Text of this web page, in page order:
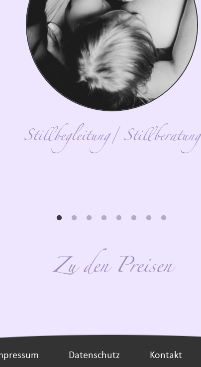
Stillbegleitung/ Stillberatung
Zu den Preisen
Datenschutz Kontakt